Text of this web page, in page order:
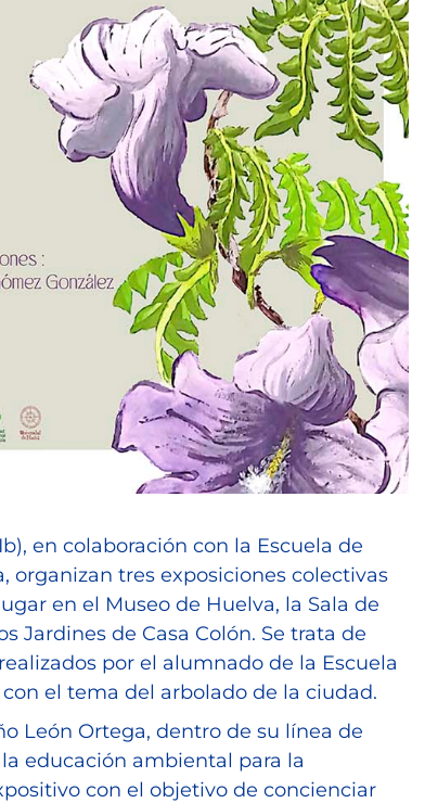
en colaboración con la Escuela de
organizan tres exposiciones colectivas
en el Museo de Huelva, la Sala de
Jardines de Casa Colón. Se trata de
por el alumnado de la Escuela
el tema del arbolado de la ciudad.
León Ortega, dentro de su línea de
educación ambiental para la
con el objetivo de concienciar